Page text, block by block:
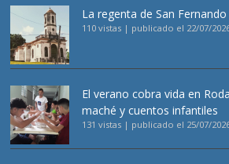
La regenta de San
110 vistas | publicado el 22/07/
El verano cobra vida en
maché y cuentos infantiles
131 vistas | publicado el 25/07/